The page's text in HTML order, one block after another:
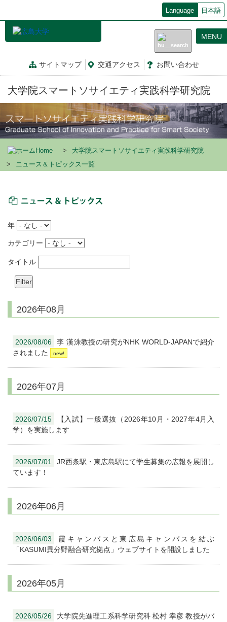
Language 日本語
サイトマップ 交通アクセス お問い合わせ
MENU
大学院スマートソサイエティ実践科学研究院
Home
大学院スマートソサイエティ実践科学研究院
ニュース＆トピックス一覧
年
カテゴリー
タイトル
2026年08月
2026/08/06
李 漢洙教授の研究がNHK WORLD-JAPANで紹介
されました
2026年07月
2026/07/15
【入試】一般選抜（2026年10月・2027年4月入
学）を実施します
2026/07/01
JR西条駅・東広島駅にて学生募集の広報を展開し
ています！
2026年06月
2026/06/03
霞キャンパスと東広島キャンパスを結ぶ
「KASUMI異分野融合研究拠点」ウェブサイトを開設しました
2026年05月
2026/05/26
大学院先進理工系科学研究科 松村 幸彦 教授がバ